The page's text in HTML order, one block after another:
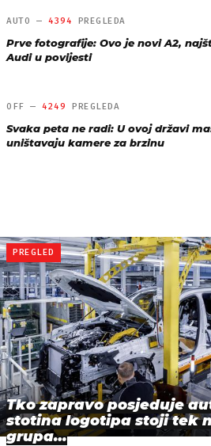
AUTO — 4394 PREGLEDA
Prve fotografije: Ovo je novi A2,
Audi u povijesti
OFF —4249 PREGLEDA
Svaka peta ne radi: U ovoj državi
uništavaju kamere za brzinu
PREGLED
Tko zapravo posjeduje
stotina logotipa stoji tek
grupa…